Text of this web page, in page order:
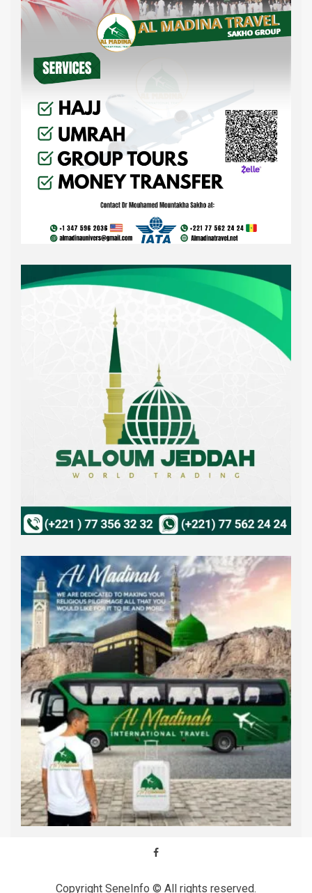
Copyright SeneInfo © All rights reserved.